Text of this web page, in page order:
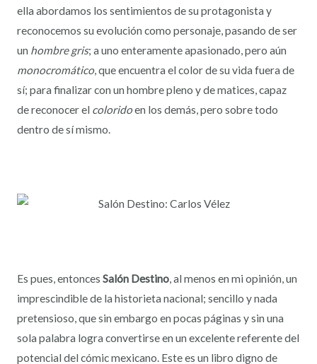
ella abordamos los sentimientos de su protagonista y
reconocemos su evolución como personaje, pasando de ser
un hombre gris; a uno enteramente apasionado, pero aún
monocromático, que encuentra el color de su vida fuera de
sí; para finalizar con un hombre pleno y de matices, capaz
de reconocer el coloridoen los demás, pero sobre todo
dentro de sí mismo.
Es pues, entonces Salón Destino, al menos en mi opinión, un
imprescindible de la historieta nacional; sencillo y nada
pretensioso, que sin embargo en pocas páginas y sin una
sola palabra logra convertirse en un excelente referente del
potencial del cómic mexicano. Este es un libro digno de